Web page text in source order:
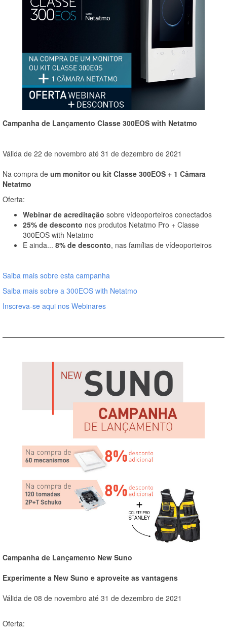
Campanha de Lançamento Classe 300EOS with Netatmo
Válida de 22 de novembro até 31 de dezembro de 2021
Na compra de um monitor ou kit Classe 300EOS + 1 Câmara
Netatmo
Oferta:
Webinar de acreditação sobre vídeoporteiros conectados
25% de desconto nos produtos Netatmo Pro + Classe
300EOS with Netatmo
E ainda... 8% de desconto, nas famílias de vídeoporteiros
Saiba mais sobre esta campanha
Saiba mais sobre a 300EOS with Netatmo
Inscreva-se aqui nos Webinares
Campanha de Lançamento New Suno
Experimente a New Suno e aproveite as vantagens
Válida de 08 de novembro até 31 de dezembro de 2021
Oferta: